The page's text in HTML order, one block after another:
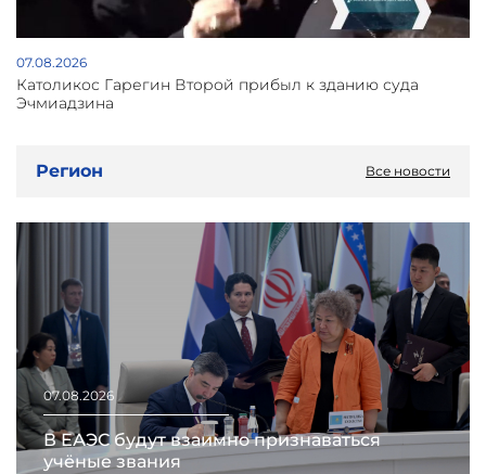
07.08.2026
Католикос Гарегин Второй прибыл к зданию суда
Эчмиадзина
Регион Все новости
07.08.2026
В ЕАЭС будут взаимно признаваться
учёные звания